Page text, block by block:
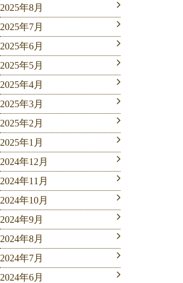
2025年8月
2025年7月
2025年6月
2025年5月
2025年4月
2025年3月
2025年2月
2025年1月
2024年12月
2024年11月
2024年10月
2024年9月
2024年8月
2024年7月
2024年6月